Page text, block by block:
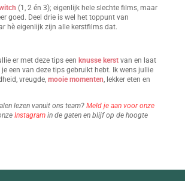
(1, 2 én 3); eigenlijk hele slechte films, maar
goed. Deel drie is wel het toppunt van
hè eigenlijk zijn alle kerstfilms dat.
er met deze tips een knusse kerst van en laat
een van deze tips gebruikt hebt. Ik wens jullie
vreugde, mooie momenten, lekker eten en
lezen vanuit ons team? Meld je aan voor onze
Instagram in de gaten en blijf op de hoogte